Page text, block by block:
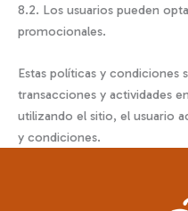
8.2. Los usuarios pueden
promocionales.
Estas políticas y condiciones
transacciones y actividades
utilizando el sitio, el usuario
y condiciones.